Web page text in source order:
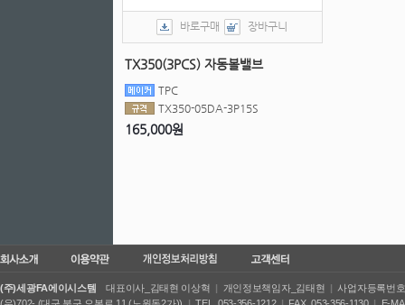
바로구매 장바구니
TX350(3PCS) 자동볼밸브
TPC
TX350-05DA-3P15S
165,000원
(주)세광FA에이시스템 대표이사_김태현 이상혁 | 개인정보책임자_김태현 | 사업자등록번
(우)702- (대구 북구 오봉로 11 (노원동2가))
| TEL_053-356-1212 | FAX_053-356-1130 |
E-